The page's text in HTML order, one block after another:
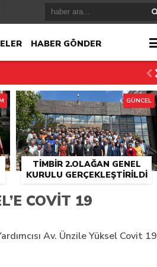
HABER GÖNDER
TİMBİR 2.OLAĞAN GENEL
KURULU GERÇEKLEŞTIRILDI
GÜNCEL
COVIT 19
Av. Ünzile Yüksel Covit 19